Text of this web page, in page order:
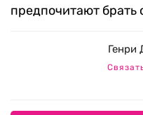
предпочитают брать
Генри